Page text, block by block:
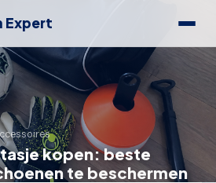
Expert
kopen: beste
te beschermen